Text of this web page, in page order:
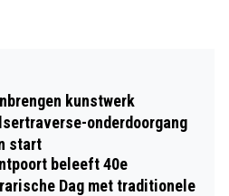
kunstwerk
onderdoorgang
start
beleeft 40e
Dag met traditionele